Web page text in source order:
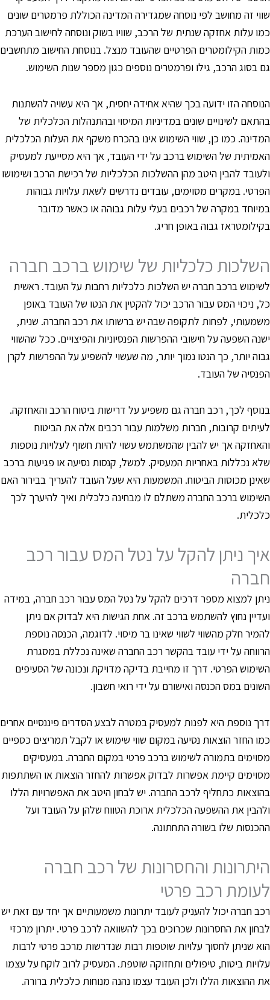
זה מחושב לפי נוסחה שמגדירה המדינה הכוללת פרמטרים שונים
עלות אחזקה שנתית של הרכב, שוויו בשוק ונוסחה לחישוב הערכת
הקילומטרים הפרטיים שהעובד מנצל. בנוסחת החישוב מתחשבים
בסוג הרכב, גילו ופרמטרים נוספים כגון מספר שנות השימוש.
הזו ידועה בכך שהיא אחידה יחסית, אך היא עשויה להשתנות
לשינויים שונים במדיניות המיסוי ובהתנהלות הכלכלית של
כמו כן, שווי השימוש אינו בהכרח משקף את העלות הכלכלית
של השימוש ברכב על ידי העובד, אך היא מסייעת למעסיק
להבין היטב מהן ההשלכות הכלכליות של רכישת הרכב ושימושו
במקרים מסוימים, עובדים נדרשים לשאת עלויות גבוהות
במקרה של רכבים בעלי עלות גבוהה או כאשר מדובר
גבוה באופן חריג.
כלכליות של שימוש ברכב חברה
ברכב חברה יש השלכות כלכליות רחבות על העובד. ראשית
ניכוי המס עבור הרכב יכול להקטין את הנטו של העובד באופן
לפחות לתקופה שבה יש ברשותו את רכב החברה. שנית,
השפעה על חישובי ההפרשות הפנסיוניות והפיצויים. ככל שהשווי
יותר, כך הנטו נמוך יותר, מה שעשוי להשפיע על ההפרשות לקרן
של העובד.
לכך, רכב חברה גם משפיע על דרישות ביטוח הרכב והאחזקה.
קרובות, חברות משלמות עבור רכבים אלה את הביטוח
אך יש להבין שהמשתמש עשוי להיות חשוף לעלויות נוספות
נכללות באחריות המעסיק. למשל, קנסות נסיעה או פגיעות ברכב
מכוסות הביטוח. המשמעות היא שעל העובד להעריך בבירור האם
ברכב החברה משתלם לו מבחינה כלכלית ואיך להיערך לכך
ניתן להקל על נטל המס עבור רכב
למצוא מספר דרכים להקל על נטל המס עבור רכב חברה, במידה
נחוץ להשתמש ברכב זה. אחת הגישות היא לבדוק אם ניתן
חלק מהשווי לשווי שאינו בר מיסוי. לדוגמה, הכנסה נוספת
על ידי עובד בהקשר רכב החברה שאינה נכללת במסגרת
הפרטי. דרך זו מחייבת בדיקה מדויקת ונכונה של הסעיפים
במס הכנסה ואישורם על ידי רואי חשבון.
נוספת היא לפנות למעסיק במטרה לבצע הסדרים פיננסיים אחרים
החזר הוצאות נסיעה במקום שווי שימוש או לקבל תמריצים כספיים
בתמורה לשימוש ברכב פרטי במקום החברה. במעסיקים
קיימת אפשרות לבדוק אפשרות להחזר הוצאות או השתתפות
כתחליף לרכב החברה. יש לבחון היטב את האפשרויות הללו
את ההשפעה הכלכלית ארוכת הטווח שלהן על העובד ועל
שלו בשורה התחתונה.
והחסרונות של רכב חברה
רכב פרטי
חברה יכול להעניק לעובד יתרונות משמעותיים אך יחד עם זאת יש
את החסרונות שכרוכים בכך להשוואה לרכב פרטי. יתרון מרכזי
שניתן לחסוך עלויות שוטפות רבות שנדרשות מרכב פרטי לרבות
ביטוח, טיפולים ותחזוקה שוטפת. המעסיק לרוב לוקח על עצמו
ההוצאות הללו ולכן העובד עצמו נהנה מנוחות כלכלית ברורה.